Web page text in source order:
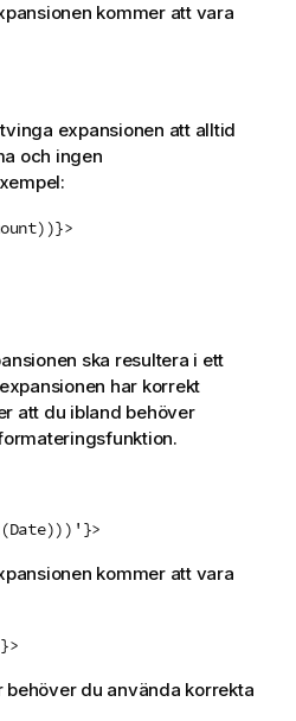
kommer att vara
expansionen att alltid
och ingen
ska resultera i ett
har korrekt
att du ibland behöver
kommer att vara
du använda korrekta